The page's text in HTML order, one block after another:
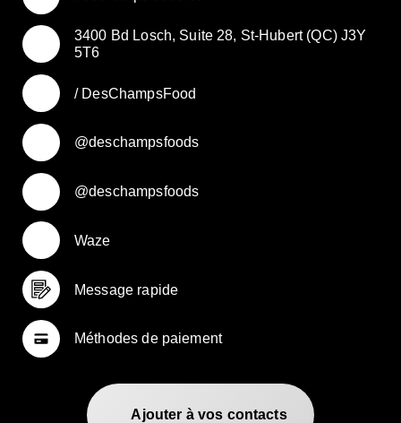
3400 Bd Losch, Suite 28, St-Hubert (QC) J3Y
5T6
/ DesChampsFood
@deschampsfoods
@deschampsfoods
Waze
Message rapide
Méthodes de paiement
Ajouter à vos contacts